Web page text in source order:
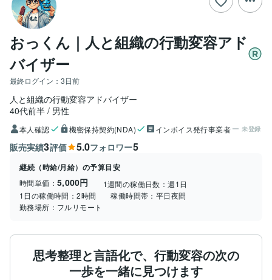
おっくん｜人と組織の行動変容アド
バイザー
最終ログイン： 3日前
人と組織の行動変容アドバイザー
40代前半
男性
本人確認 機密保持契約(NDA) インボイス発行事業者 未登録
販売実績3評価 5.0フォロワー5
継続（時給/月給）の予算目安
時間単価： 5,000円 1週間の稼働日数：週1日
1日の稼働時間：2時間 稼働時間帯： 平日夜間
勤務場所： フルリモート
思考整理と言語化で、行動変容の次の
一歩を一緒に見つけます